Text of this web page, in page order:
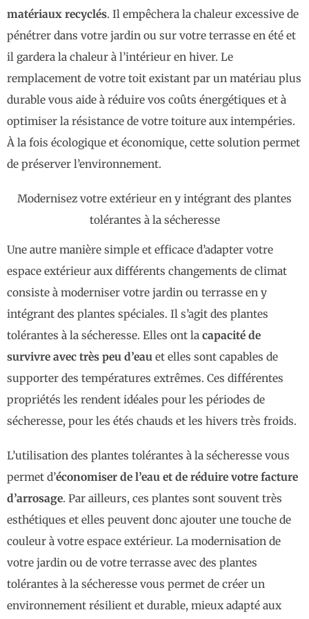
matériaux recyclés. Il empêchera la chaleur excessive de
pénétrer dans votre jardin ou sur votre terrasse en été et
il gardera la chaleur à l’intérieur en hiver. Le
remplacement de votre toit existant par un matériau plus
durable vous aide à réduire vos coûts énergétiques et à
optimiser la résistance de votre toiture aux intempéries.
À la fois écologique et économique, cette solution permet
de préserver l’environnement.
Modernisez votre extérieur en y intégrant des plantes
tolérantes à la sécheresse
Une autre manière simple et efficace d’adapter votre
espace extérieur aux différents changements de climat
consiste à moderniser votre jardin ou terrasse en y
intégrant des plantes spéciales. Il s’agit des plantes
tolérantes à la sécheresse. Elles ont la capacité de
survivre avec très peu d’eau et elles sont capables de
supporter des températures extrêmes. Ces différentes
propriétés les rendent idéales pour les périodes de
sécheresse, pour les étés chauds et les hivers très froids.
L’utilisation des plantes tolérantes à la sécheresse vous
permet d’économiser de l’eau et de réduire votre facture
d’arrosage. Par ailleurs, ces plantes sont souvent très
esthétiques et elles peuvent donc ajouter une touche de
couleur à votre espace extérieur. La modernisation de
votre jardin ou de votre terrasse avec des plantes
tolérantes à la sécheresse vous permet de créer un
environnement résilient et durable, mieux adapté aux